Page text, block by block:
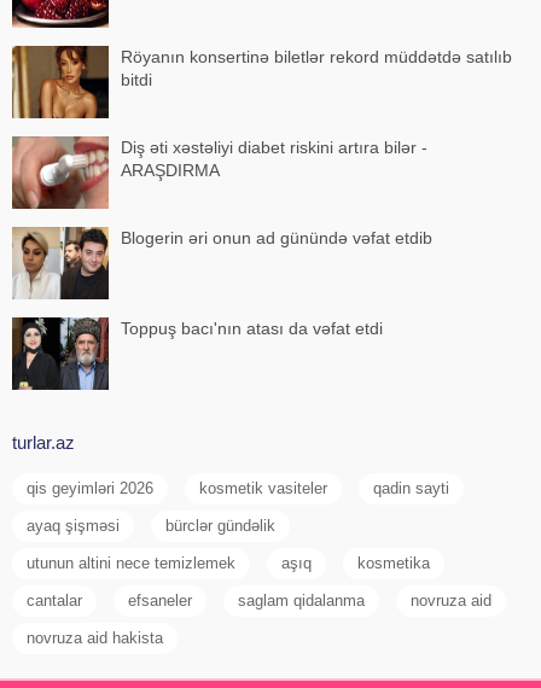
Röyanın konsertinə biletlər rekord müddətdə satılıb
bitdi
Diş əti xəstəliyi diabet riskini artıra bilər -
ARAŞDIRMA
Blogerin əri onun ad günündə vəfat etdib
Toppuş bacı'nın atası da vəfat etdi
turlar.az
qis geyimləri 2026 kosmetik vasiteler qadin sayti
ayaq şişməsi bürclər gündəlik
utunun altini nece temizlemek aşıq kosmetika
cantalar efsaneler saglam qidalanma novruza aid
novruza aid hakista